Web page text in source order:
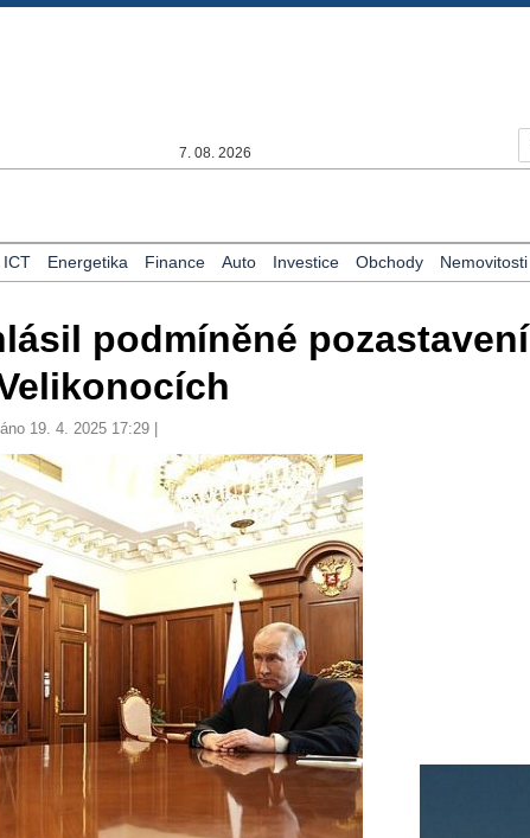
7. 08. 2026
ICT Energetika Finance Auto Investice Obchody Nemovitosti
podmíněné pozastavení
19. 4. 2025 17:29 |